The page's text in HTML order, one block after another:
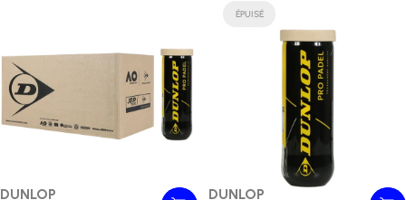
Distributeur:
DUNLOP
ÉPUISÉ
Distributeur:
DUNLOP